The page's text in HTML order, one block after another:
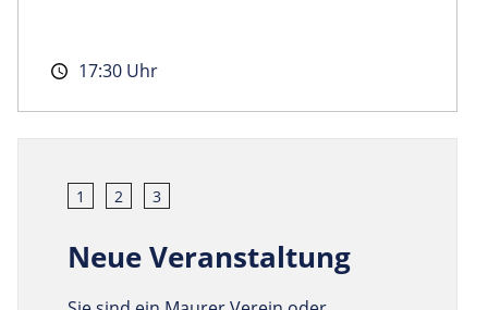
17:30 Uhr
1 2 3
Neue Veranstaltung